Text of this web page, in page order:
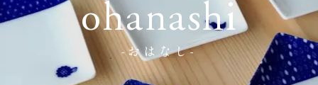
ohanashi
-おはなし-